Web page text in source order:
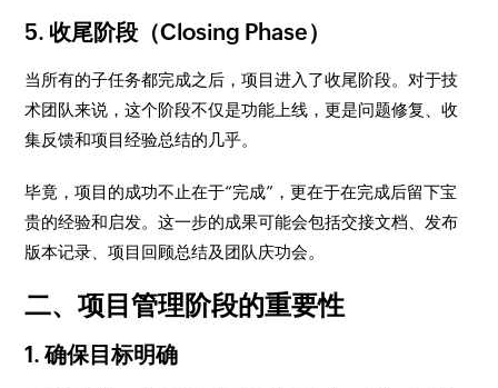
5. 收尾阶段（Closing Phase）
当所有的子任务都完成之后，项目进入了收尾阶段。对于技
术团队来说，这个阶段不仅是功能上线，更是问题修复、收
集反馈和项目经验总结的几乎。
毕竟，项目的成功不止在于“完成”，更在于在完成后留下宝
贵的经验和启发。这一步的成果可能会包括交接文档、发布
版本记录、项目回顾总结及团队庆功会。
二、项目管理阶段的重要性
1. 确保目标明确